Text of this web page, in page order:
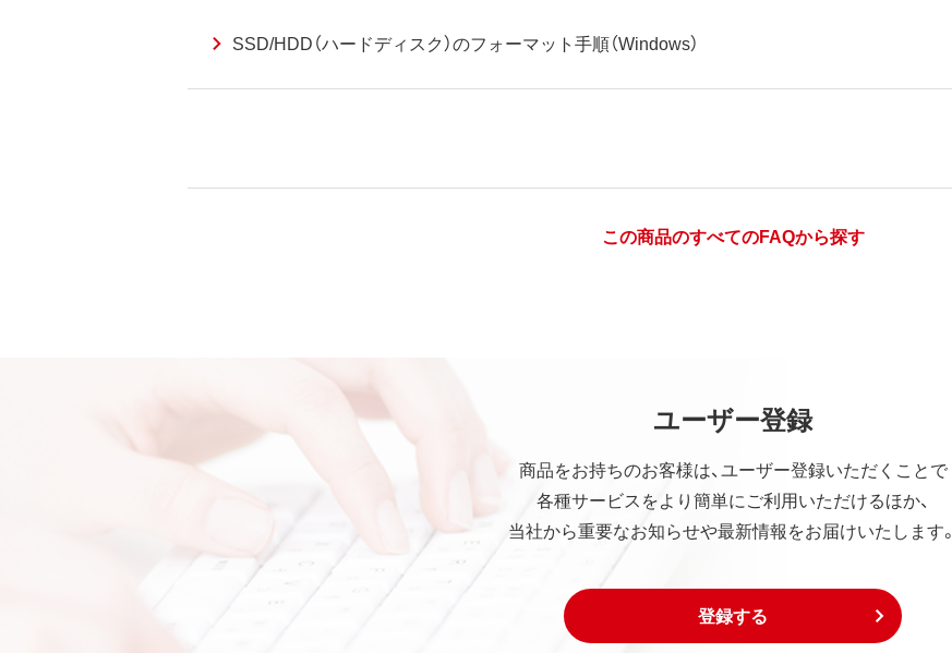
SSD/HDD（ハードディスク）のフォーマット手順（Windows）
この商品のすべてのFAQから探す
ユーザー登録
商品をお持ちのお客様は、ユーザー登録いただくことで
各種サービスをより簡単にご利用いただけるほか、
当社から重要なお知らせや最新情報をお届けいたします。
登録する